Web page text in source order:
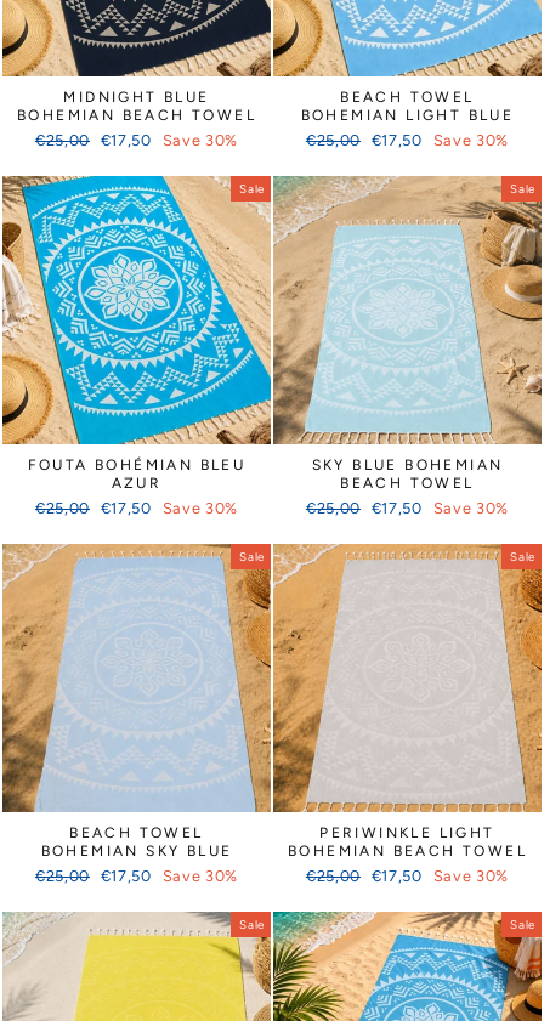
MIDNIGHT BLUE
BOHEMIAN BEACH TOWEL
Regular
€25,00 Sale
€17,50 Save 30%
BEACH TOWEL
BOHEMIAN LIGHT BLUE
Regular
€25,00 Sale
€17,50 Save 30%
Sale
FOUTA BOHÉMIAN BLEU
AZUR
Regular
€25,00 Sale
€17,50 Save 30%
Sale
SKY BLUE BOHEMIAN
BEACH TOWEL
Regular
€25,00 Sale
€17,50 Save 30%
Sale
BEACH TOWEL
BOHEMIAN SKY BLUE
Regular
€25,00 Sale
€17,50 Save 30%
Sale
PERIWINKLE LIGHT
BOHEMIAN BEACH TOWEL
Regular
€25,00 Sale
€17,50 Save 30%
Sale Sale